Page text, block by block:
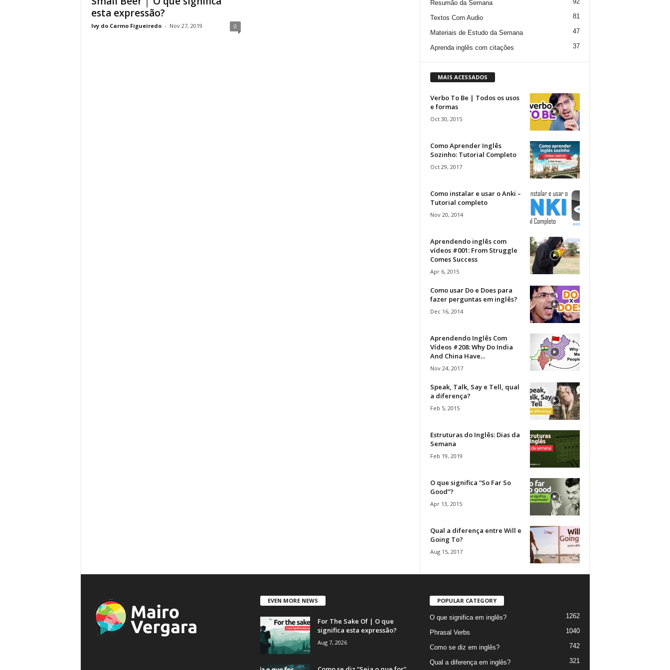
esta expressão?
Ivy do Carmo Figueiredo - Nov 27, 2019 0
Resumão da Semana
Textos Com Audio 81
Materiais de Estudo da Semana 47
Aprenda inglês com citações 37
MAIS ACESSADOS
Verbo To Be | Todos os usos
e formas
Oct 30, 2015
Como Aprender Inglês
Sozinho: Tutorial Completo
Oct 29, 2017
Como instalar e usar o Anki –
Tutorial completo
Nov 20, 2014
Aprendendo inglês com
vídeos #001: From Struggle
Comes Success
Apr 6, 2015
Como usar Do e Does para
fazer perguntas em inglês?
Dec 16, 2014
Aprendendo Inglês Com
Vídeos #208: Why Do India
And China Have...
Nov 24, 2017
Speak, Talk, Say e Tell, qual
a diferença?
Feb 5, 2015
Estruturas do Inglês: Dias da
Semana
Feb 19, 2019
O que significa “So Far So
Good”?
Apr 13, 2015
Qual a diferença entre Will e
Going To?
Aug 15, 2017
EVEN MORE NEWS
For The Sake Of | O que
significa esta expressão?
Aug 7, 2026
POPULAR CATEGORY
O que significa em inglês? 1262
Phrasal Verbs 1040
Como se diz em inglês? 742
Qual a diferença em inglês? 321